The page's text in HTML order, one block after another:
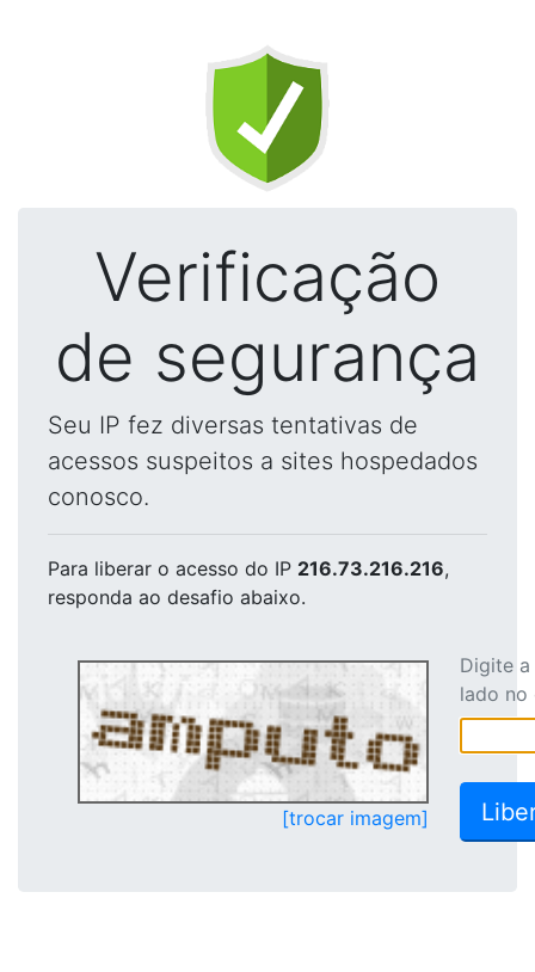
Verificação
de segurança
Seu IP fez diversas tentativas de
acessos suspeitos a sites hospedados
conosco.
Para liberar o acesso do IP 216.73.216.216,
responda ao desafio abaixo.
[trocar imagem]
Digite
lado no